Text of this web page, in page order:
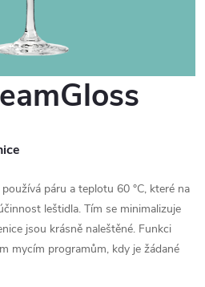
páru a teplotu 60 °C, které na
leštidla. Tím se minimalizuje
jsou krásně naleštěné. Funkci
mycím programům, kdy je žádané